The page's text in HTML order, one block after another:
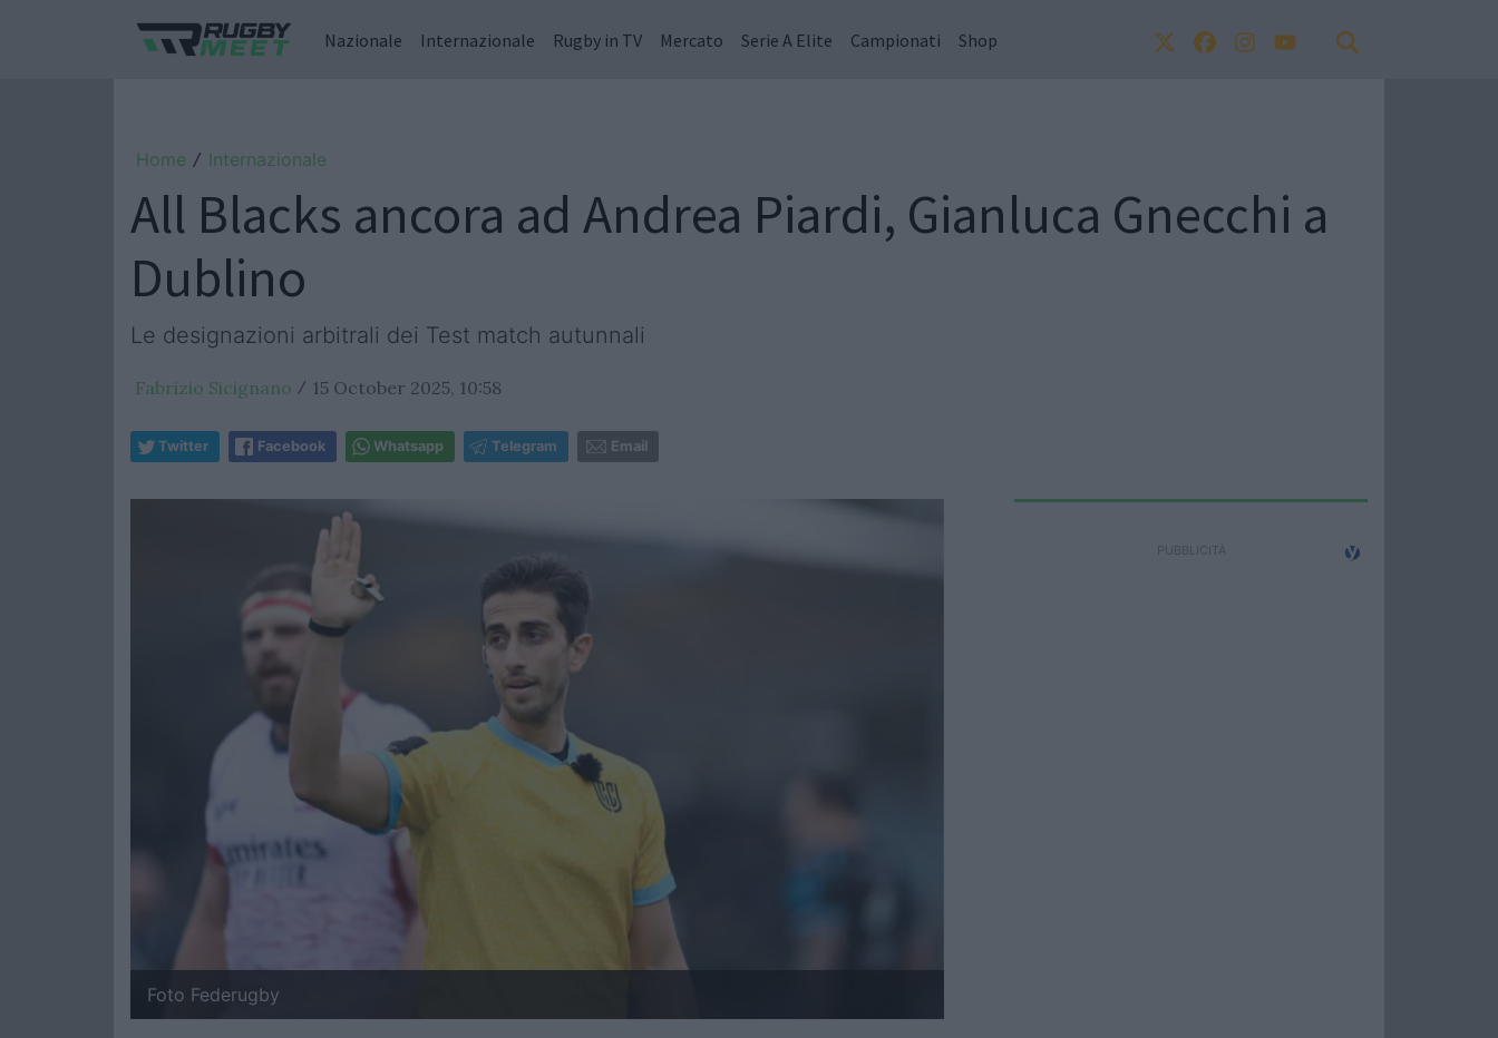
Nazionale Internazionale Rugby in TV Mercato Serie A Elite Campionati Shop
Home / Internazionale
All Blacks ancora ad Andrea Piardi, Gianluca Gnecchi a
Dublino
Le designazioni arbitrali dei Test match autunnali
Fabrizio Sicignano / 15 October 2025, 10:58
Twitter Facebook Whatsapp Telegram Email
Foto Federugby